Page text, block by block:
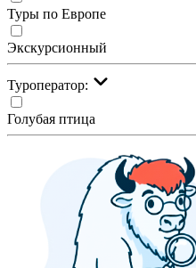
Туры по Европе
Экскурсионный
Туроператор:
Голубая птица